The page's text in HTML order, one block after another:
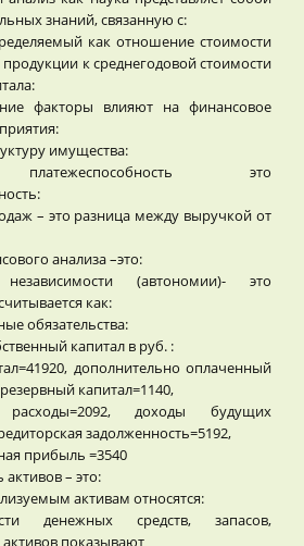
знаний, cвязанную с:
как отношение стоимости
к среднегодовой стоимости
факторы влияют на финансовое
имущества:
это
– это разница между выручкой от
анализа –это:
(автономии)- это
как:
обязательства:
капитал в руб. :
дополнительно оплаченный
капитал=1140,
расходы=2092, доходы будущих
задолженность=5192,
прибыль =3540
активов – это:
активам относятся:
денежных средств, запасов,
показывают